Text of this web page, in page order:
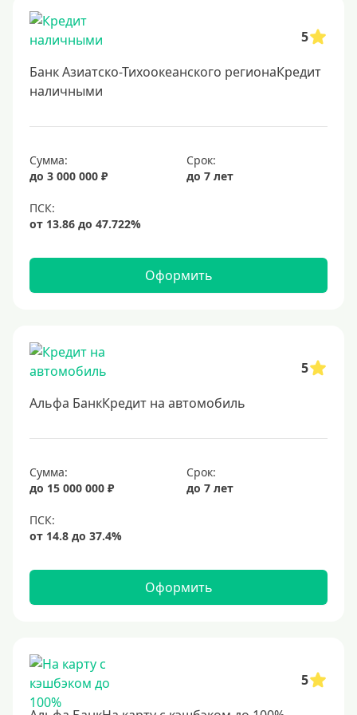
Заявка во все банки
Способы выдачи
Не выходя из дома
Онлайн на карту
Валюта
Военнослужащим
Для бюджетников и госслужащих
Для зарплатных клиентов
Без прописки
Без стажа работы
Пенсионерам
До 75 лет
До 85 лет
Студентам
С 18 лет
5
Банк Азиатско-Тихоокеанского регионаКредит
наличными
Сумма:
до 3 000 000 ₽
Срок:
до 7 лет
Оформить
5
Альфа БанкКредит на автомобиль
Сумма:
до 15 000 000 ₽
Срок:
до 7 лет
Оформить
5